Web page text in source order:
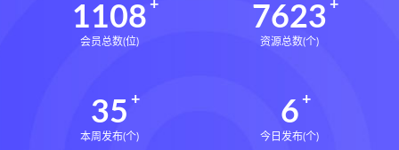
1108
会员总数(位)
7623
资源总数(个)
35
本周发布(个)
6
今日发布(个)